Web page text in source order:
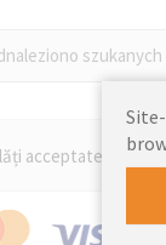
acceptate